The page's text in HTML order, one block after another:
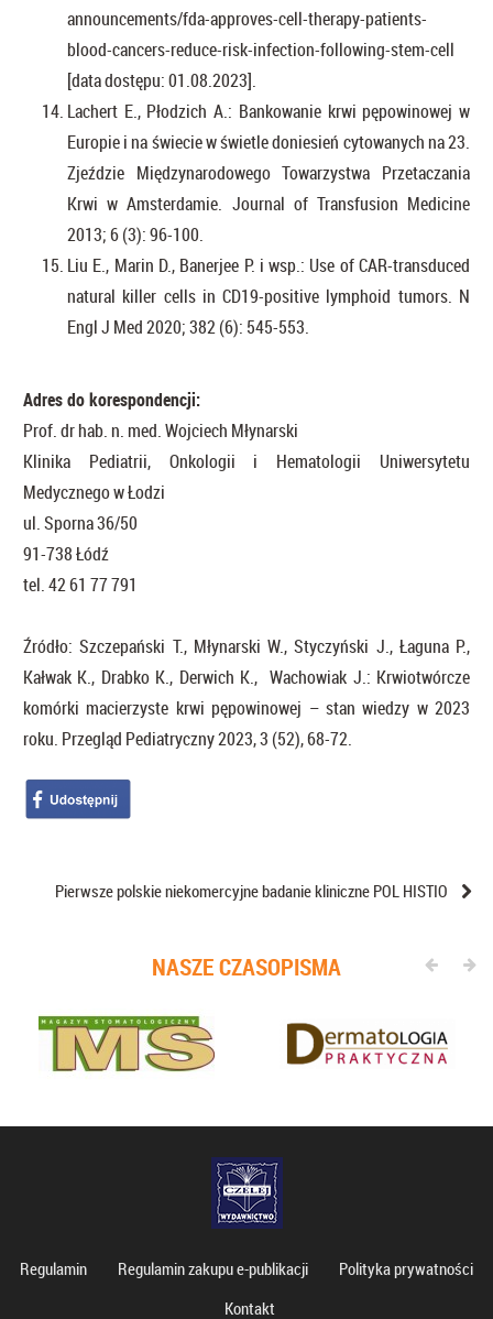
announcements/fda-approves-cell-therapy-patients-
blood-cancers-reduce-risk-infection-following-stem-cell
[data dostępu: 01.08.2023].
Lachert E., Płodzich A.: Bankowanie krwi pępowinowej w
Europie i na świecie w świetle doniesień cytowanych na 23.
Zjeździe Międzynarodowego Towarzystwa Przetaczania
Krwi w Amsterdamie. Journal of Transfusion Medicine
2013; 6 (3): 96-100.
Liu E., Marin D., Banerjee P. i wsp.: Use of CAR-transduced
natural killer cells in CD19-positive lymphoid tumors. N
Engl J Med 2020; 382 (6): 545-553.
Adres do korespondencji:
Prof. dr hab. n. med. Wojciech Młynarski
Klinika Pediatrii, Onkologii i Hematologii Uniwersytetu
Medycznego w Łodzi
ul. Sporna 36/50
91-738 Łódź
tel. 42 61 77 791
Źródło: Szczepański T., Młynarski W., Styczyński J., Łaguna P.,
Kałwak K., Drabko K., Derwich K., Wachowiak J.: Krwiotwórcze
komórki macierzyste krwi pępowinowej – stan wiedzy w 2023
roku. Przegląd Pediatryczny 2023, 3 (52), 68-72.
Pierwsze polskie niekomercyjne badanie kliniczne POL HISTIO
NASZE CZASOPISMA
Regulamin Regulamin zakupu e-publikacji
Polityka prywatności
Kontakt